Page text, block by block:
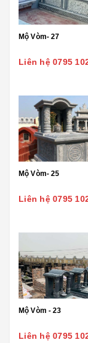
Mộ Vòm- 27
Liên hệ 0795
Mộ Vòm- 25
Liên hệ 0795
Mộ Vòm - 23
Liên hệ 0795